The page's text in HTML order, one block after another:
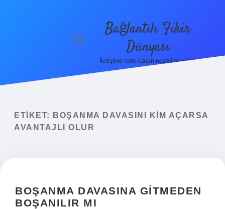
Yasal Uyarı
menüyü
Bağlantılı Fikir
Dünyası
İletişime renk katan neşeli öneriler!
ETIKET:
BOŞANMA DAVASINI KIM AÇARSA
AVANTAJLI OLUR
BOŞANMA DAVASINA GITMEDEN
BOŞANILIR MI